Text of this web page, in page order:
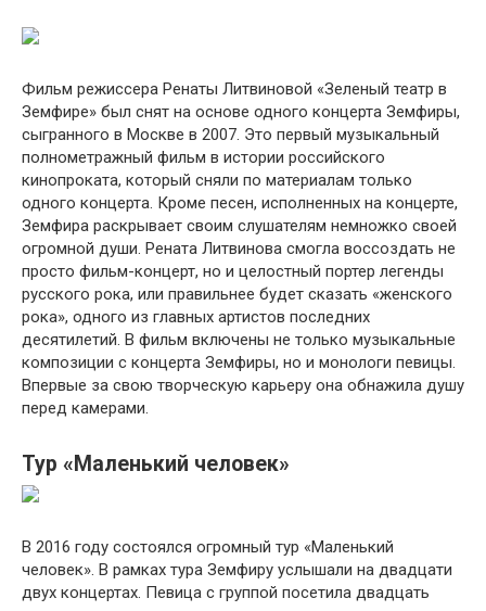
Фильм режиссера Ренаты Литвиновой «Зеленый театр в
Земфире» был снят на основе одного концерта Земфиры,
сыгранного в Москве в 2007. Это первый музыкальный
полнометражный фильм в истории российского
кинопроката, который сняли по материалам только
одного концерта. Кроме песен, исполненных на концерте,
Земфира раскрывает своим слушателям немножко своей
огромной души. Рената Литвинова смогла воссоздать не
просто фильм-концерт, но и целостный портер легенды
русского рока, или правильнее будет сказать «женского
рока», одного из главных артистов последних
десятилетий. В фильм включены не только музыкальные
композиции с концерта Земфиры, но и монологи певицы.
Впервые за свою творческую карьеру она обнажила душу
перед камерами.
Тур «Маленький человек»
В 2016 году состоялся огромный тур «Маленький
человек». В рамках тура Земфиру услышали на двадцати
двух концертах. Певица с группой посетила двадцать